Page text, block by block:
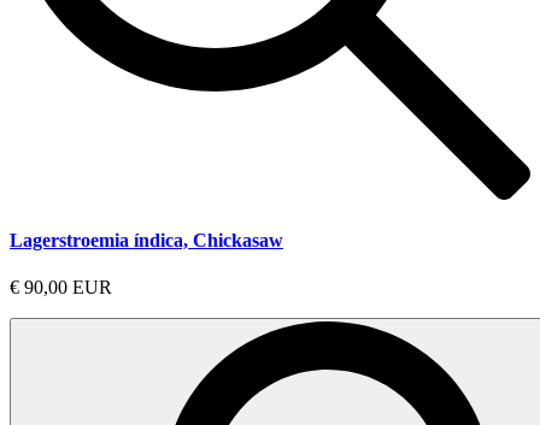
Lagerstroemia índica, Chickasaw
€ 90,00 EUR